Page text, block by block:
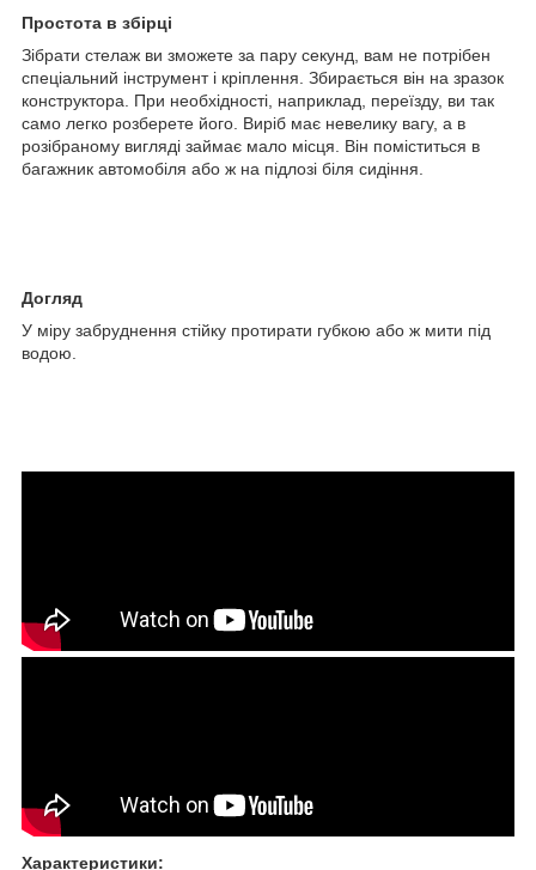
Простота в збірці
Зібрати стелаж ви зможете за пару секунд, вам не потрібен
спеціальний інструмент і кріплення. Збирається він на зразок
конструктора. При необхідності, наприклад, переїзду, ви так
само легко розберете його. Виріб має невелику вагу, а в
розібраному вигляді займає мало місця. Він поміститься в
багажник автомобіля або ж на підлозі біля сидіння.
Догляд
У міру забруднення стійку протирати губкою або ж мити під
водою.
Характеристики: